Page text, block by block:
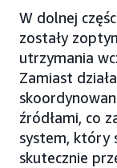
W dolnej
zostały
utrzymania
Zamiast
źródłami, co
system, który
skutecznie